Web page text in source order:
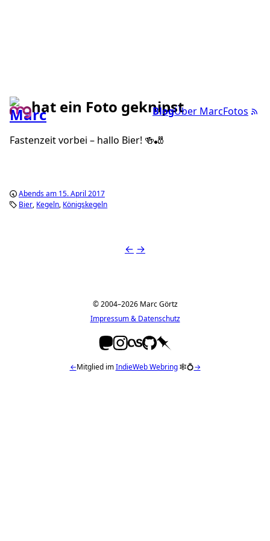
BlogÜber MarcFotos
hat ein Foto geknipst
Fastenzeit vorbei – hallo Bier! 🍻🎳
Abends am 15. April 2017
Bier Kegeln Königskegeln
← →
© 2004–2026 Marc Görtz
Impressum & Datenschutz
←Mitglied imIndieWeb Webring🕸💍→